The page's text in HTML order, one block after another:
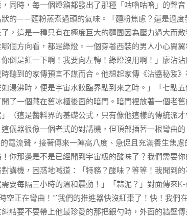
同時，每一個燈箱都發出了那種「咕嚕咕嚕」的聲
的——麵粉蒸煮過頭的氣味。「麵粉焦慮？還是過
，這是一種只有在極度巨大的麵團因為壓力過大而
個方向看，都是綠燈。一個穿著西裝的男人小心翼
倒是紅一下啊！我要向左轉！綠燈沒用啊！」廖沾
聽到的家傳預言不謀而合。他想起家傳《沾醬秘笈
湯沸時，便是宇宙水餃臨界點到來之時。」「七點五
了一個藏在舊冰櫃後面的暗門。暗門裡放著一個老
（這是醬料界的基礎公式，只有像他這樣的傳統派
儀器很像一個老式的對講機，但頂部插著一根彎曲
流聲，接著傳來一陣高八度、急促且充滿養生焦
你那邊是不是已經聞到宇宙級的酸味了？我們需要
講機，困惑地喊道：「特務？酸味？等等！我聞到
要每隔三小時的溫和震動！」「蒜泥？」對面傳來
空正在彎曲！**我們的推進器快沒紅棗了！快！我
結要不要帶上他最珍愛的那把銀勺時，外面的牆壁